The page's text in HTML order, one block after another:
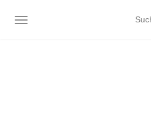
NAVIGATION EIN-/AUSSCHALTEN